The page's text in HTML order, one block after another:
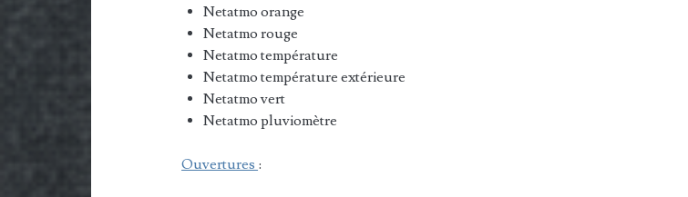
Netatmo orange
Netatmo rouge
Netatmo température
Netatmo température extérieure
Netatmo vert
Netatmo pluviomètre
Ouvertures :